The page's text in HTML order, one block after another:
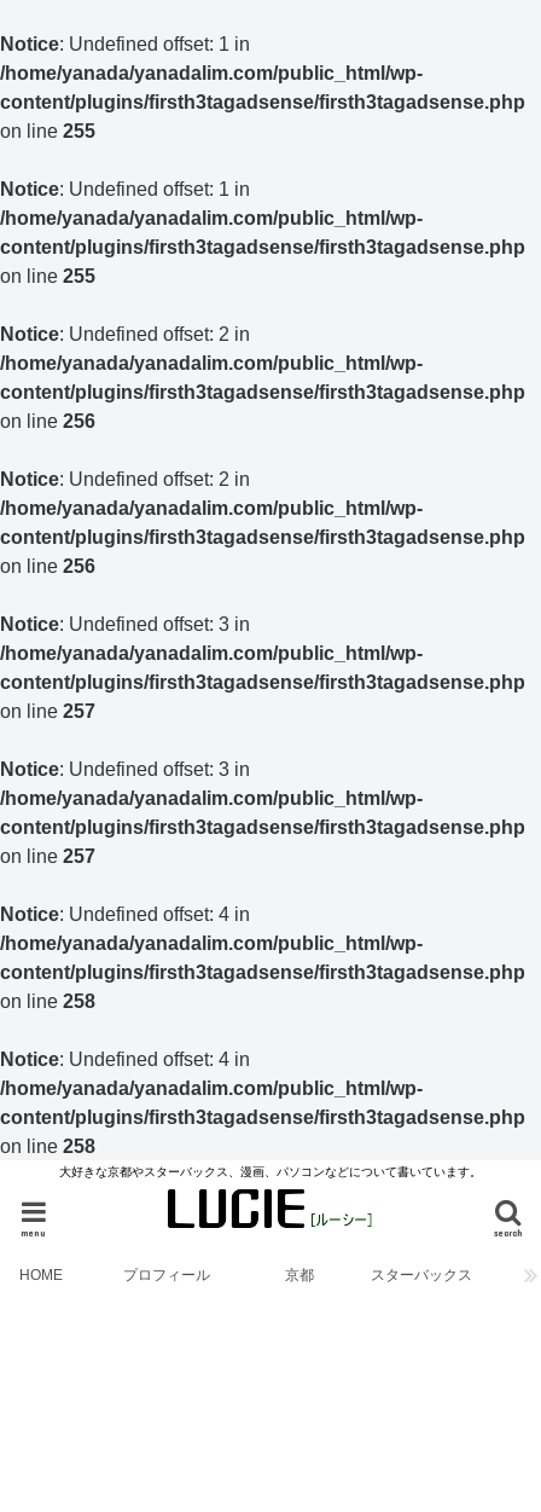
Notice: Undefined offset: 1 in
/home/yanada/yanadalim.com/public_html/wp-
content/plugins/firsth3tagadsense/firsth3tagadsense.php
on line 255
Notice: Undefined offset: 1 in
/home/yanada/yanadalim.com/public_html/wp-
content/plugins/firsth3tagadsense/firsth3tagadsense.php
on line 255
Notice: Undefined offset: 2 in
/home/yanada/yanadalim.com/public_html/wp-
content/plugins/firsth3tagadsense/firsth3tagadsense.php
on line 256
Notice: Undefined offset: 2 in
/home/yanada/yanadalim.com/public_html/wp-
content/plugins/firsth3tagadsense/firsth3tagadsense.php
on line 256
Notice: Undefined offset: 3 in
/home/yanada/yanadalim.com/public_html/wp-
content/plugins/firsth3tagadsense/firsth3tagadsense.php
on line 257
Notice: Undefined offset: 3 in
/home/yanada/yanadalim.com/public_html/wp-
content/plugins/firsth3tagadsense/firsth3tagadsense.php
on line 257
Notice: Undefined offset: 4 in
/home/yanada/yanadalim.com/public_html/wp-
content/plugins/firsth3tagadsense/firsth3tagadsense.php
on line 258
Notice: Undefined offset: 4 in
/home/yanada/yanadalim.com/public_html/wp-
content/plugins/firsth3tagadsense/firsth3tagadsense.php
on line 258
大好きな京都やスターバックス、漫画、パソコンなどについて書いています。
search
menu
HOME プロフィール 京都 スターバックス